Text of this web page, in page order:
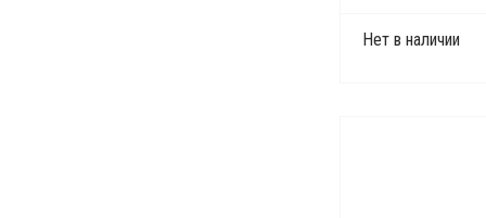
Нет в наличии